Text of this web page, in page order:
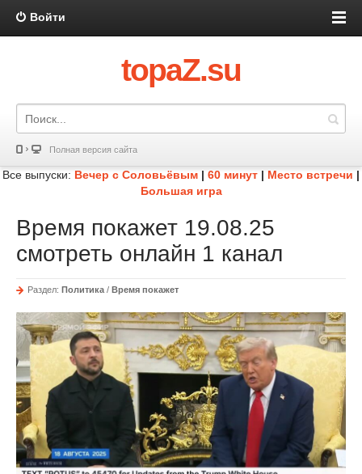
Войти
topaZ.su
Полная версия сайта
Все выпуски: Вечер с Соловьёвым | 60 минут | Место встречи |
Большая игра
Время покажет 19.08.25
смотреть онлайн 1 канал
Раздел: Политика / Время покажет